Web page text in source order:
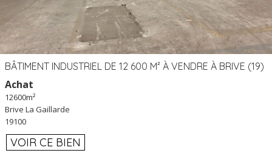
BÂTIMENT INDUSTRIEL DE 12 600 M² À VENDRE À BRIVE (19)
Achat
12600m²
Brive La Gaillarde
19100
VOIR CE BIEN